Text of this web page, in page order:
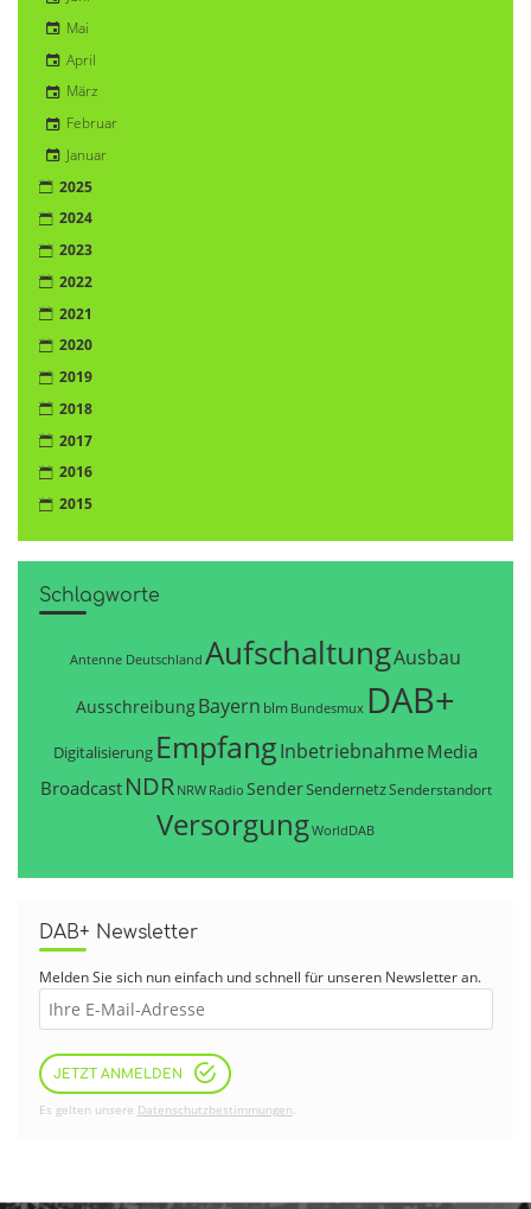
Mai
April
März
Februar
Januar
2025
2024
2023
2022
2021
2020
2019
2018
2017
2016
2015
Schlagworte
Antenne Deutschland AufschaltungAusbau
AusschreibungBayern blm Bundesmux DAB+
Digitalisierung EmpfangInbetriebnahme Media
Broadcast NDR NRW Radio SenderSendernetzSenderstandort
VersorgungWorldDAB
DAB+ Newsletter
Melden Sie sich nun einfach und schnell für unseren Newsletter an.
JETZT ANMELDEN
Es gelten unsere Datenschutzbestimmungen